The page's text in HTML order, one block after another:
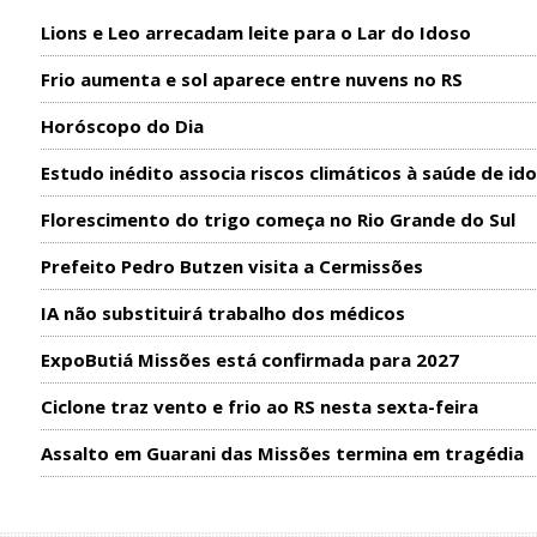
Lions e Leo arrecadam leite para o Lar do Idoso
Frio aumenta e sol aparece entre nuvens no RS
Horóscopo do Dia
Estudo inédito associa riscos climáticos à saúde de
Florescimento do trigo começa no Rio Grande do Sul
Prefeito Pedro Butzen visita a Cermissões
IA não substituirá trabalho dos médicos
ExpoButiá Missões está confirmada para 2027
Ciclone traz vento e frio ao RS nesta sexta-feira
Assalto em Guarani das Missões termina em tragédia